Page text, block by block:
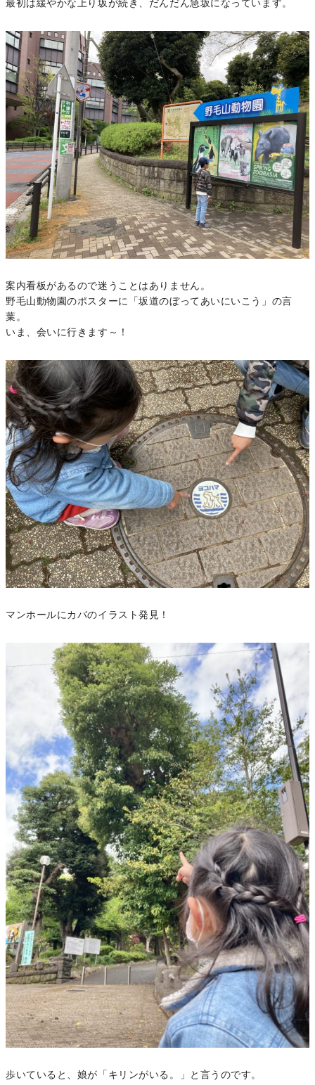
最初は緩やかな上り坂が続き、だんだん急坂になっています。
案内看板があるので迷うことはありません。
野毛山動物園のポスターに「坂道のぼってあいにいこう」の言
葉。
いま、会いに行きます～！
マンホールにカバのイラスト発見！
歩いていると、娘が「キリンがいる。」と言うのです。